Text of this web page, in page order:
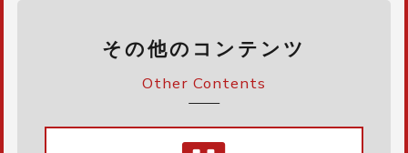
その他のコンテンツ
Other Contents